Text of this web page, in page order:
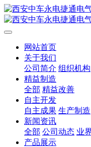
网站首页
关于我们
公司简介 组织机构
精益制造
全部 精益改善
自主开发
自主成果 生产制造
新闻资讯
全部 公司动态 业
产品展示